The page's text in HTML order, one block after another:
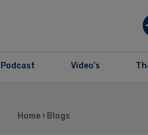
Podcast Video’s
Home › Blogs